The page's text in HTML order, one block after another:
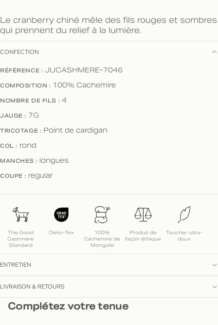
Le cranberry chiné mêle des fils rouges et sombres
qui prennent du relief à la lumière.
CONFECTION
RÉFÉRENCE : JUCASHMERE-7046
COMPOSITION : 100% Cachemire
NOMBRE DE FILS : 4
JAUGE : 7G
TRICOTAGE : Point de cardigan
COL : rond
MANCHES : longues
COUPE : regular
The Good
Cashmere
Standard
Oeko-Tex
100%
Cachemire de
Mongolie
Produit de
façon éthique
Toucher ultra-
doux
ENTRETIEN
LIVRAISON & RETOURS
Complétez votre tenue